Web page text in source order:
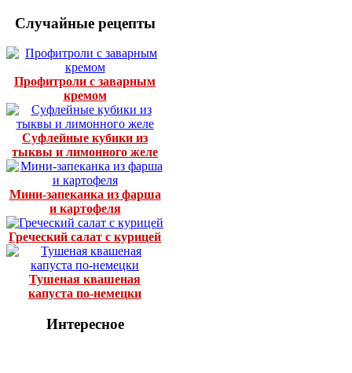
Случайные рецепты
Профитроли с заварным
кремом
Суфлейные кубики из
тыквы и лимонного желе
Мини-запеканка из фарша
и картофеля
Греческий салат с курицей
Тушеная квашеная
капуста по-немецки
Интересное